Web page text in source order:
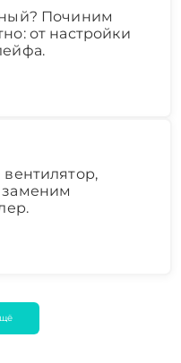
Починим
от настройки